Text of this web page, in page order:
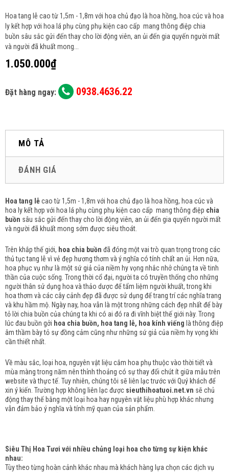
Hoa tang lễ cao từ 1,5m - 1,8m với hoa chủ đạo là hoa hồng, hoa cúc và hoa
ly kết hợp với hoa lá phụ cùng phụ kiện cao cấp mang thông điệp chia
buồn sâu sắc gửi đến thay cho lời động viên, an ủi đến gia quyến người mất
và người đã khuất mong...
1.050.000₫
Đặt hàng ngay: 0938.4636.22
MÔ TẢ
ĐÁNH GIÁ
Hoa tang lễcao từ 1,5m - 1,8m với hoa chủ đạo là hoa hồng, hoa cúc và
hoa ly kết hợp với hoa lá phụ cùng phụ kiện cao cấp mang thông điệp chia
buồn sâu sắc gửi đến thay cho lời động viên, an ủi đến gia quyến người mất
và người đã khuất mong sớm được siêu thoát.
Trên khắp thế giới, hoa chia buồn đã đóng một vai trò quan trọng trong các
thủ tục tang lễ vì vẻ đẹp hương thơm và ý nghĩa có tính chất an ủi. Hơn nữa,
hoa phục vụ như là một sứ giả của niềm hy vọng nhắc nhở chúng ta về tinh
thần của cuộc sống. Trong thời cổ đại, người ta có truyền thống cho những
người thân sử dụng hoa và thảo dược để tẩm liệm người khuất, trong khi
hoa thơm và các cây cảnh đẹp đã được sử dụng để trang trí các nghĩa trang
và khu hầm mộ. Ngày nay, hoa vẫn là một trong những cách đẹp nhất để bày
tỏ lời chia buồn của chúng ta khi có ai đó ra đi vĩnh biệt thế giới này. Trong
lúc đau buồn gởi hoa chia buồn, hoa tang lễ, hoa kính viếng là thông điệp
âm thầm bày tỏ sự đồng cảm cũng như những sứ giả của niềm hy vọng khi
cần thiết nhất.
Về màu sắc, loại hoa, nguyên vật liệu cắm hoa phụ thuộc vào thời tiết và
mùa màng trong năm nên thỉnh thoảng có sự thay đổi chút ít giữa mẫu trên
website và thực tế. Tuy nhiên, chúng tôi sẽ liên lạc trước với Quý khách để
xin ý kiến. Trường hợp không liên lạc được sieuthihoatuoi.net.vn sẽ chủ
động thay thế bằng một loại hoa hay nguyên vật liệu phù hợp khác nhưng
vẫn đảm bảo ý nghĩa và tính mỹ quan của sản phẩm.
Siêu Thị Hoa Tươi với nhiều chủng loại hoa cho từng sự kiện khác
nhau:
Tùy theo từng hoàn cảnh khác nhau mà khách hàng lựa chọn các dịch vụ